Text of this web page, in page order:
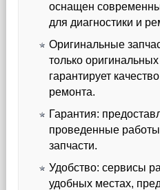
оснащен
для диагностики и
Оригинальные
только
гарантирует
ремонта.
Гарантия:
проведенные
запчасти.
Удобство: сервисы
удобных местах,